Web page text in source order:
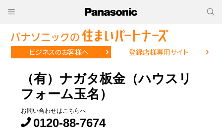
ビジネスのお客様へ 登録店様専用サイト
（有）ナガタ板金（ハウスリ
フォーム玉名）
お問い合わせはこちらへ
0120-88-7674